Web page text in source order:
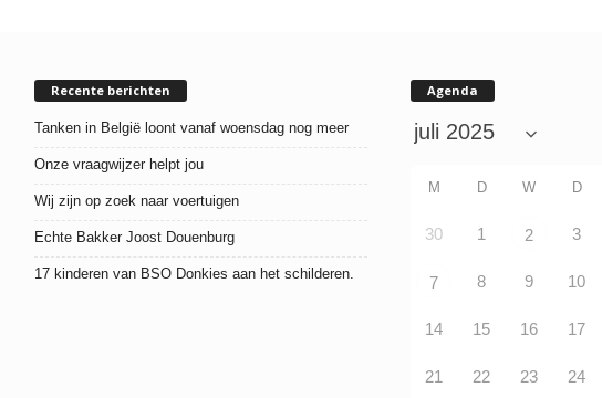
Recente berichten
Tanken in België loont vanaf woensdag nog meer
Onze vraagwijzer helpt jou
Wij zijn op zoek naar voertuigen
Echte Bakker Joost Douenburg
17 kinderen van BSO Donkies aan het schilderen.
Agenda
M D W D
30 1 2 3
7 8 9 10
14 15 16 17
21 22 23 24